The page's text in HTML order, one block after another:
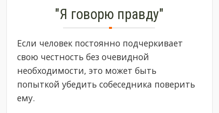
"Я говорю правду"
Если человек постоянно подчеркивает
свою честность без очевидной
необходимости, это может быть
попыткой убедить собеседника поверить
ему.